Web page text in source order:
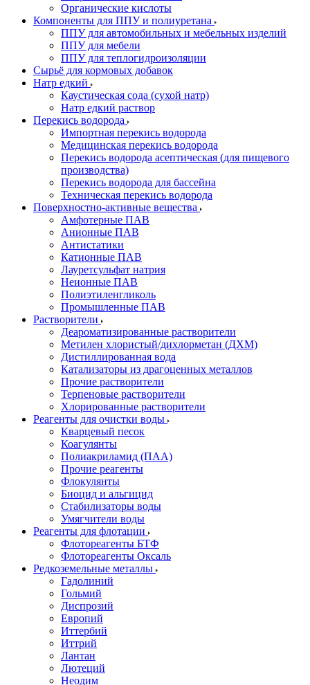
Органические кислоты
Компоненты для ППУ и полиуретана
ППУ для автомобильных и мебельных изделий
ППУ для мебели
ППУ для теплогидроизоляции
Сырьё для кормовых добавок
Натр едкий
Каустическая сода (сухой натр)
Натр едкий раствор
Перекись водорода
Импортная перекись водорода
Медицинская перекись водорода
Перекись водорода асептическая (для пищевого
производства)
Перекись водорода для бассейна
Техническая перекись водорода
Поверхностно-активные вещества
Амфотерные ПАВ
Анионные ПАВ
Антистатики
Катионные ПАВ
Лауретсульфат натрия
Неионные ПАВ
Полиэтиленгликоль
Промышленные ПАВ
Растворители
Деароматизированные растворители
Метилен хлористый/дихлорметан (ДХМ)
Дистиллированная вода
Катализаторы из драгоценных металлов
Прочие растворители
Терпеновые растворители
Хлорированные растворители
Реагенты для очистки воды
Кварцевый песок
Коагулянты
Полиакриламид (ПАА)
Прочие реагенты
Флокулянты
Биоцид и альгицид
Стабилизаторы воды
Умягчители воды
Реагенты для флотации
Флотореагенты БТФ
Флотореагенты Оксаль
Редкоземельные металлы
Гадолиний
Гольмий
Диспрозий
Европий
Иттербий
Иттрий
Лантан
Лютеций
Неодим